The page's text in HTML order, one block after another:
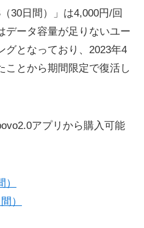
30日間）」は4,000円/回
データ容量が足りないユー
グとなっており、2023年4
ことから期間限定で復活し
アプリから購入可能
）